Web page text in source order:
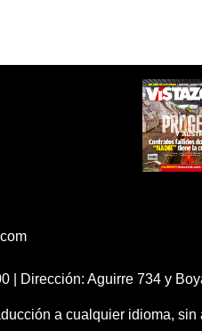
| Dirección: Aguirre 734 y
a cualquier idioma,